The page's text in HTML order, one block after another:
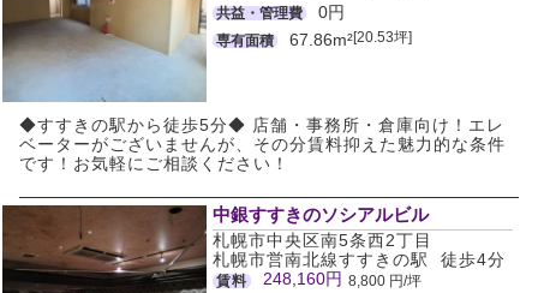
共益・管理費
0円
専有面積 67.86m²[20.53坪]
◆すすきの駅から徒歩5分◆ 店舗・事務所・倉庫向け！エレ
ベーターがございませんが、その分賃料抑えた魅力的な条件
です！お気軽にご相談ください！
中銀すすきのソシアルビル
札幌市中央区南5条西2丁目
札幌市営南北線すすきの駅 徒歩4分
賃料 248,160円 8,800 円/坪